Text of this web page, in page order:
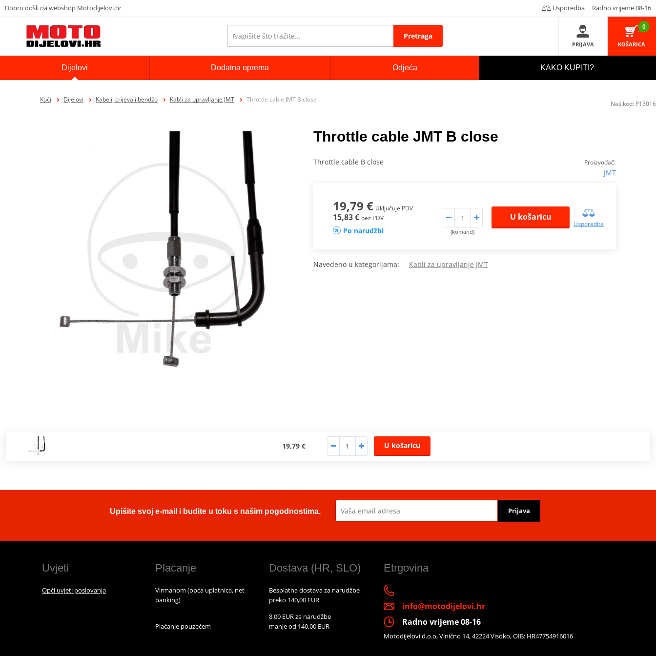
Dobro došli na webshop Motodijelovi.hr Usporedba Radno vrijeme 08-16
Pretraga
PRIJAVA
0
KOŠARICA
Dijelovi Dodatna oprema Odjeća KAKO KUPITI?
Kući Dijelovi Kabeli, crijeva i bendžo Kabli za upravljanje JMT Throttle cable JMT B close
Throttle cable JMT B close
Proizvođač:
JMT
Throttle cable B close
19,79 € Uključuje PDV
15,83 € bez PDV
Po narudžbi (komand)
U košaricu
Usporedite
Navedeno u kategorijama: Kabli za upravljanje JMT
19,79 € U košaricu
Naš kod: P13016
Upišite svoj e-mail i budite u toku s našim pogodnostima. Prijava
Uvjeti
Opći uvjeti poslovanja
Plaćanje
Virmanom (opća uplatnica, net
banking)
Plaćanje pouzećem
Dostava (HR, SLO)
Besplatna dostava za narudžbe
preko 140,00 EUR
8,00 EUR za narudžbe
manje od 140,00 EUR
Etrgovina
info@motodijelovi.hr
Radno vrijeme 08-16
Motodijelovi d.o.o, Vinično 14, 42224 Visoko, OIB: HR47754916016